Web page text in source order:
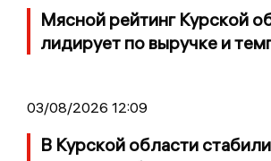
Мясной рейтинг Курской
лидирует по выручке и
03/08/2026 12:09
В Курской области